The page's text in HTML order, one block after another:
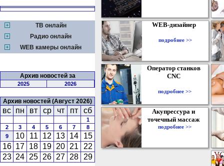
ТВ онлайн
Радио онлайн
WEB камеры онлайн
Архив новостей за
2025 2026
Архив новостей (Август 2026)
вс пн вт ср чт пт сб
1
2
3 4 5 6 7
8
9
10 11 12 13 14
15
16 17 18 19 20 21
22
23 24 25 26 27 28 29
WEB-дизайнер
подробнее >>
Оператор станков
CNC
подробнее >>
Акупрессура и
точечный массаж
подробнее >>